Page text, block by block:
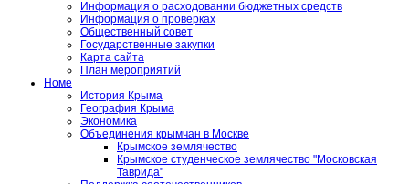
Информация о расходовании бюджетных средств
Информация о проверках
Общественный совет
Государственные закупки
Карта сайта
План мероприятий
Номе
История Крыма
География Крыма
Экономика
Объединения крымчан в Москве
Крымское землячество
Крымское студенческое землячество "Московская
Таврида"